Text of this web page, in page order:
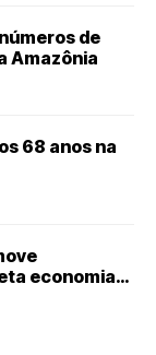
de
Amazônia
68 anos na
economia
eficiência